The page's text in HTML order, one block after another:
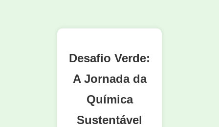
Desafio Verde:
A Jornada da
Química
Sustentável